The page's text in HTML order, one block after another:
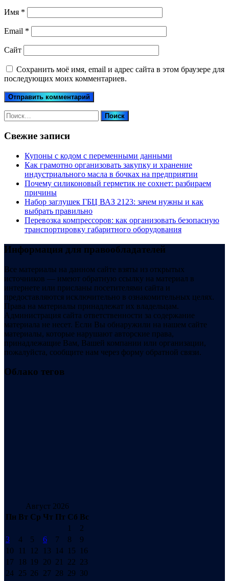
Имя *
Email *
Сайт
Сохранить моё имя, email и адрес сайта в этом браузере для
последующих моих комментариев.
Найти:
Свежие записи
Купоны c кодом с переменными данными
Как грамотно организовать закупку и хранение
индустриального масла в бочках на предприятии
Почему силиконовый герметик не сохнет: разбираем
причины
Набор заглушек ГБЦ ВАЗ 2123: зачем нужны и как
выбрать правильно
Перевозка компрессоров: как организовать безопасную
транспортировку габаритного оборудования
Информация для правообладателей
Все материалы на данном сайте взяты из открытых
источников — имеют обратную ссылку на материал в
интернете или присланы посетителями сайта и
предоставляются исключительно в ознакомительных целях.
Права на материалы принадлежат их владельцам.
Администрация сайта ответственности за содержание
материала не несет. Если Вы обнаружили на нашем сайте
материалы, которые нарушают авторские права,
принадлежащие Вам, Вашей компании или организации,
пожалуйста, сообщите нам через форму обратной связи.
Облако тегов
Август 2026
Пн Вт Ср Чт Пт Сб Вс
1
2
3
4 5 6 7 8
9
10
11 12 13 14 15
16
17
18 19 20 21 22 23
24 25 26 27 28 29 30